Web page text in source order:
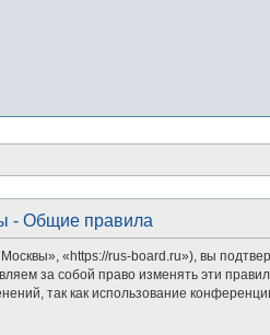
- Общие правила
«https://rus-board.ru»), вы
за собой право изменять эти
так как использование